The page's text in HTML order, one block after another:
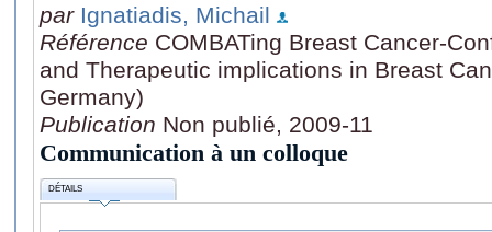
par Ignatiadis, Michail
Référence COMBATing Breast Cancer-
and Therapeutic implications in Breast
Germany)
Publication Non publié, 2009-11
Communication à un colloque
DÉTAILS